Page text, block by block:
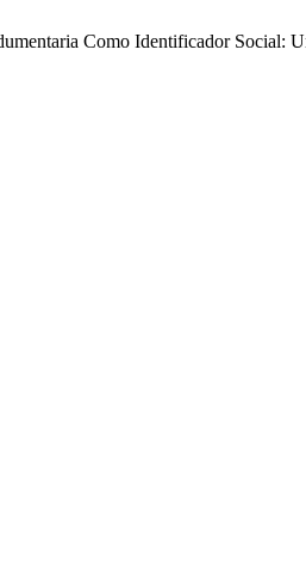
Como Identificador Social: